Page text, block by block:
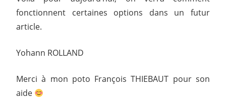
fonctionnent certaines options dans un futur
article.
Yohann ROLLAND
Merci à mon poto François THIEBAUT pour son
aide